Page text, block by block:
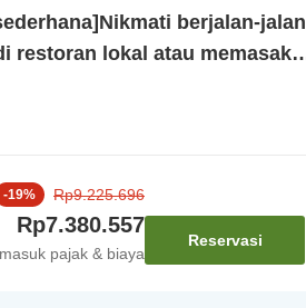
berjalan-jalan
restoran lokal atau memasak
mengg [Kamar saja]
-19% Rp9.225.696
Rp7.380.557
pajak & biaya
Reservasi